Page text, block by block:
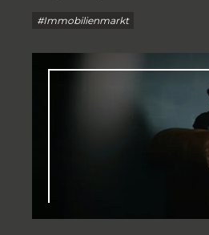
#Immobilienmarkt